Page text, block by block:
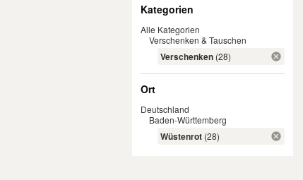
Kategorien
Alle Kategorien
Verschenken & Tauschen
Verschenken (28)
Ort
Deutschland
Baden-Württemberg
Wüstenrot (28)